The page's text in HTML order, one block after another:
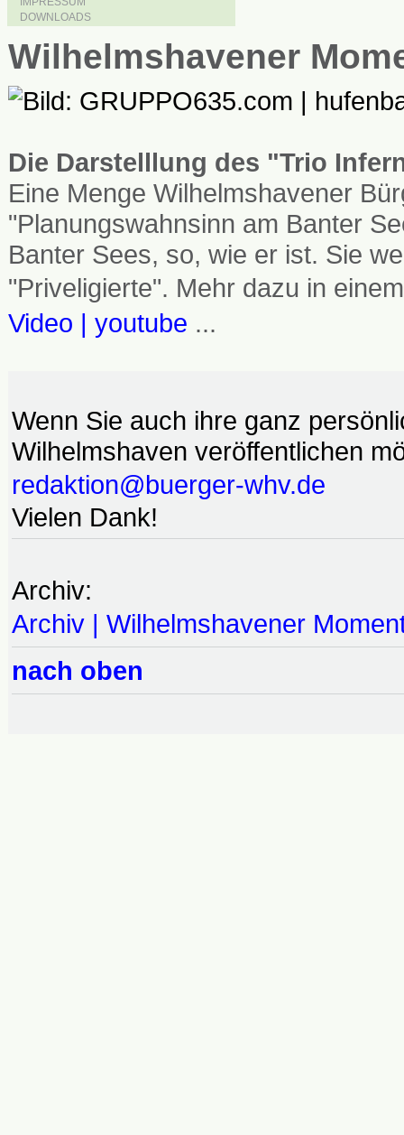
DOWNLOADS
Wilhelmshavener
Die Darstelllung des "Trio
Eine Menge Wilhelmshavener
"Planungswahnsinn am Banter
Banter Sees, so, wie er ist. Sie
"Priveligierte". Mehr dazu in
Video | youtube ...
Wenn Sie auch ihre ganz
Wilhelmshaven veröffentlichen
redaktion@buerger-whv.de
Vielen Dank!
Archiv:
Archiv | Wilhelmshavener
nach oben